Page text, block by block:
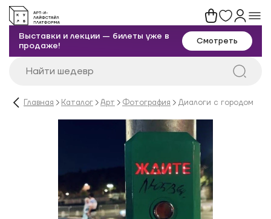
Выставки и лекции — билеты уже в
продаже!
Смотреть
Главная Каталог Арт Фотография Диалоги с городом